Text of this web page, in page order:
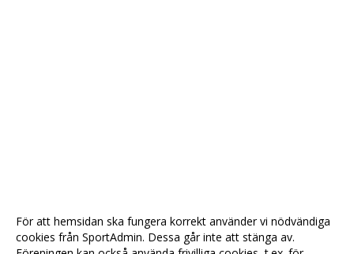
För att hemsidan ska fungera korrekt använder vi nödvändiga
cookies från SportAdmin. Dessa går inte att stänga av.